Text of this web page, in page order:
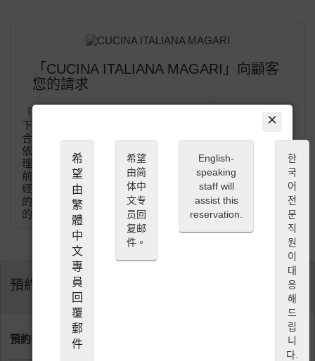
×
希
望
由
繁
體
中
文
專
員
回
覆
郵
件
希望
由简
体中
文专
员回
复邮
件。
English-
speaking
staff will
assist this
reservation.
한
국
어
전
문
직
원
이
대
응
해
드
립
니
다.
「CUCINA ITALIANA MAGARI」向顧客
您的請求
「CUCINA ITALIANA MAGARI」希望讓顧客在最好的狀態
下品嘗料理,所有的食材都是當季經過嚴選且用心思考最適
合的烹調方式來提供料理。所以希望顧客能事先預約並且
依顧客您的預約內容知道您是否有過敏的食材或想吃的料
理等、為幫您準備最棒的料理,需要確保當季食材和做料理
前準備,也為了讓您安心的取得確定的預約,請務必事先完成
經由paypal（或信用卡）的線上預約付款。為了提供最棒
的時間給您,「CUCINA ITALIANA MAGARI」會做作萬全
的準備等待您的光臨,也希望您的配合,謝謝。
預約
預約日期 (JST)